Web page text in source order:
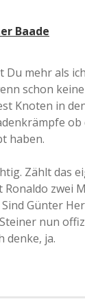
Baade
Du mehr als
schon
Knoten in
ob
haben.
Zählt das
Ronaldo zwei
Günter
nun
denke, ja.